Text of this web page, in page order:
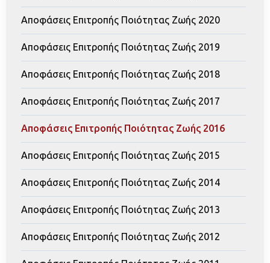
Αποφάσεις Επιτροπής Ποιότητας Ζωής 2020
Αποφάσεις Επιτροπής Ποιότητας Ζωής 2019
Αποφάσεις Επιτροπής Ποιότητας Ζωής 2018
Αποφάσεις Επιτροπής Ποιότητας Ζωής 2017
Αποφάσεις Επιτροπής Ποιότητας Ζωής 2016
Αποφάσεις Επιτροπής Ποιότητας Ζωής 2015
Αποφάσεις Επιτροπής Ποιότητας Ζωής 2014
Αποφάσεις Επιτροπής Ποιότητας Ζωής 2013
Αποφάσεις Επιτροπής Ποιότητας Ζωής 2012